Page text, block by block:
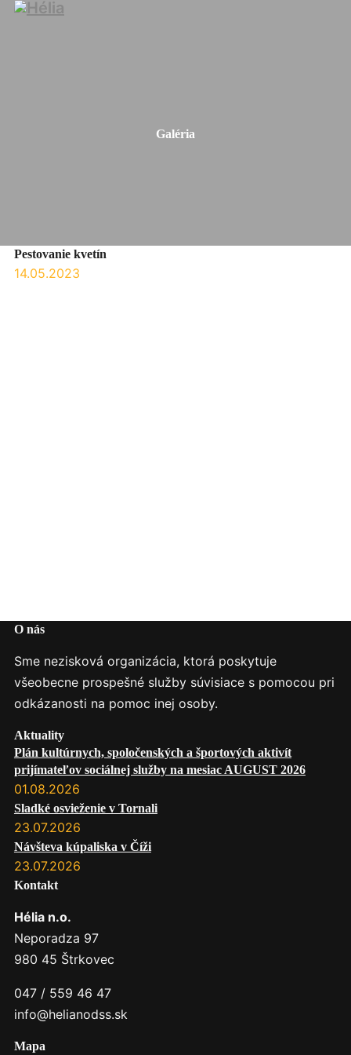
Galéria
Pestovanie kvetín
14.05.2023
O nás
Sme nezisková organizácia, ktorá poskytuje
všeobecne prospešné služby súvisiace s pomocou pri
odkázanosti na pomoc inej osoby.
Aktuality
Plán kultúrnych, spoločenských a športových aktivít
prijímateľov sociálnej služby na mesiac AUGUST 2026
01.08.2026
Sladké osvieženie v Tornali
23.07.2026
Návšteva kúpaliska v Číži
23.07.2026
Kontakt
Hélia n.o.
Neporadza 97
980 45 Štrkovec
047 / 559 46 47
info@helianodss.sk
Mapa